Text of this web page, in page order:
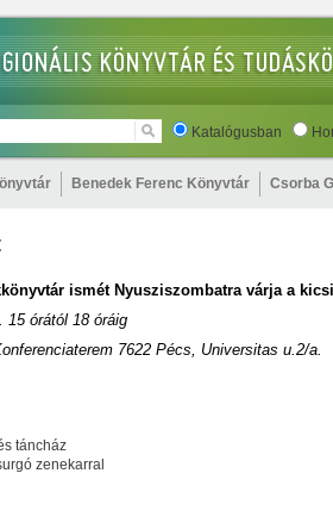
Katalógusban
Benedek Ferenc Könyvtár Csorba
ismét Nyusziszombatra várja a
15 órától 18 óráig
7622 Pécs, Universitas u.2/a.
táncház
zenekarral